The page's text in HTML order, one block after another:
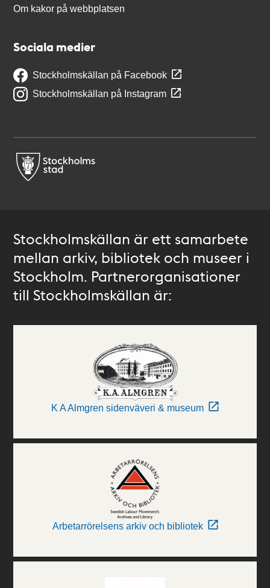
Om kakor på webbplatsen
Sociala medier
Stockholmskällan på Facebook
Stockholmskällan på Instagram
Stockholmskällan är ett samarbete
mellan arkiv, bibliotek och museer i
Stockholm. Partnerorganisationer
till Stockholmskällan är:
K A Almgren sidenväveri & museum
Arbetarrörelsens arkiv och bibliotek